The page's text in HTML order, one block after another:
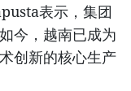
表示，集团
今，越南已成为
创新的核心生产